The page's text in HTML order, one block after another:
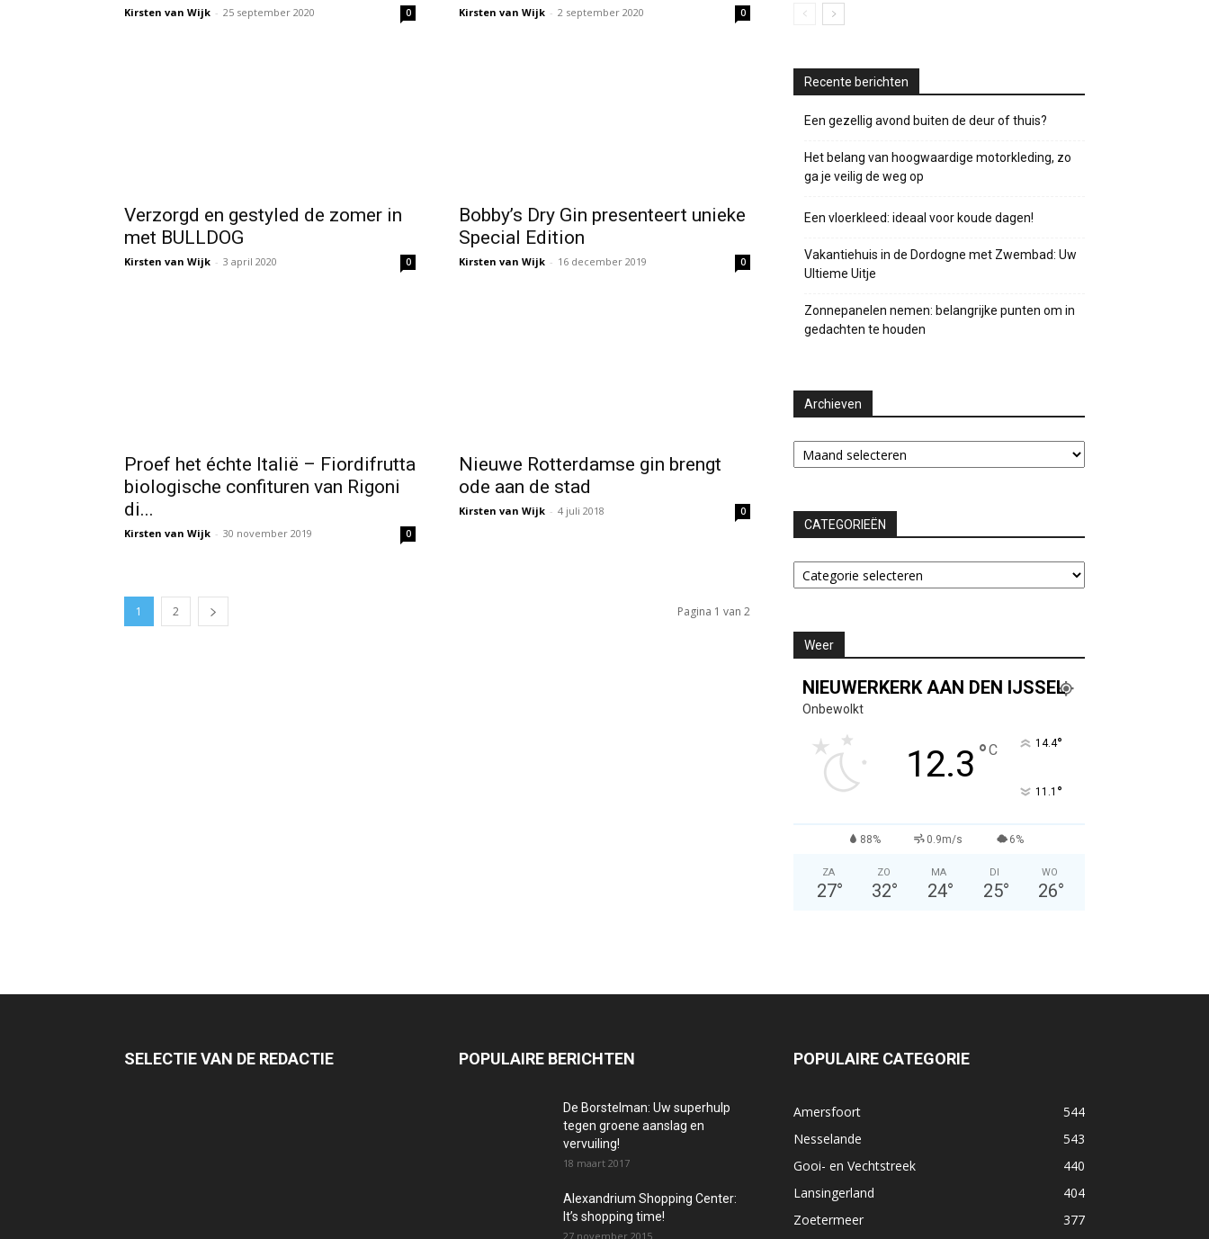
Kirsten van Wijk - 25 september 2020 0 Kirsten van Wijk - 2 september 2020 0
Verzorgd en gestyled de zomer in
met BULLDOG
Kirsten van Wijk - 3 april 2020 0
Bobby’s Dry Gin presenteert unieke
Special Edition
Kirsten van Wijk - 16 december 2019 0
Proef het échte Italië – Fiordifrutta
biologische confituren van Rigoni
di...
Kirsten van Wijk - 30 november 2019 0
Nieuwe Rotterdamse gin brengt
ode aan de stad
Kirsten van Wijk - 4 juli 2018 0
1 2 Pagina 1 van 2
Recente berichten
Een gezellig avond buiten de deur of thuis?
Het belang van hoogwaardige motorkleding, zo
ga je veilig de weg op
Een vloerkleed: ideaal voor koude dagen!
Vakantiehuis in de Dordogne met Zwembad: Uw
Ultieme Uitje
Zonnepanelen nemen: belangrijke punten om in
gedachten te houden
Archieven
Archieven
CATEGORIEËN
CATEGORIEËN
Weer
NIEUWERKERK AAN DEN IJSSEL
Onbewolkt
12.3 °C 14.4°
11.1 °
88% 0.9m/s 6%
ZA
27°
ZO
32°
MA
24°
DI
25°
WO
26°
SELECTIE VAN DE REDACTIE POPULAIRE BERICHTEN
De Borstelman: Uw superhulp
tegen groene aanslag en
vervuiling!
18 maart 2017
Alexandrium Shopping Center:
It’s shopping time!
27 november 2015
POPULAIRE CATEGORIE
Amersfoort
544
Nesselande
543
Gooi- en Vechtstreek
440
Lansingerland
404
Zoetermeer
377